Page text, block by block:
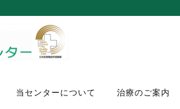
当センターについて 治療のご案内